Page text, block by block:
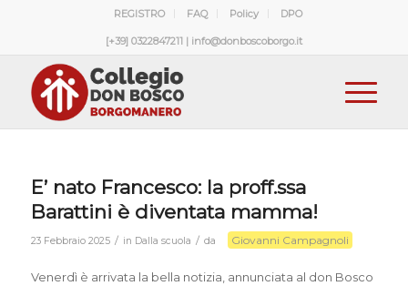
REGISTRO FAQ Policy DPO
[+39] 0322847211 | info@donboscoborgo.it
E’ nato Francesco: la proff.ssa
Barattini è diventata mamma!
23 Febbraio 2025 / in Dalla scuola / da Giovanni Campagnoli
Venerdì è arrivata la bella notizia, annunciata al don Bosco